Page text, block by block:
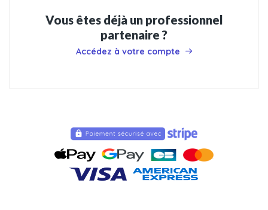
Vous êtes déjà un professionnel
partenaire ?
Accédez à votre compte